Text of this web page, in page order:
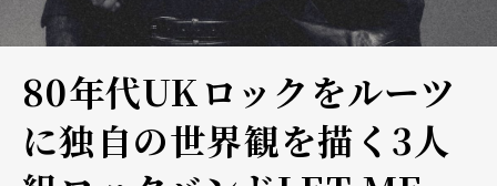
80年代UKロックをルーツ
に独自の世界観を描く3人